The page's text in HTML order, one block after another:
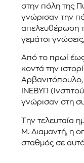
στην πόλη της
γνώρισαν την
απελευθέρωση
γεμάτοι
Από το πρωί
κοντά την
Αρβανιτόπουλο,
ΙΝΕΒΥΠ
γνώρισαν στη
Την τελευταία
Μ. Διαμαντή, η
σταθμός σε